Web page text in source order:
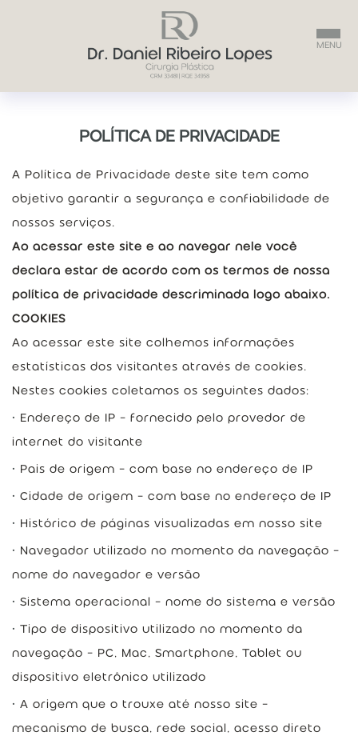
DR. DANIEL
PROCEDIMENTOS
PERGUNTAS FREQUENTES
CONTEÚDO EDUCATIVO
POLÍTICA DE PRIVACIDADE
A Política de Privacidade deste site tem como
objetivo garantir a segurança e confiabilidade de
nossos serviços.
Ao acessar este site e ao navegar nele você
declara estar de acordo com os termos de nossa
política de privacidade descriminada logo abaixo.
COOKIES
Ao acessar este site colhemos informações
estatísticas dos visitantes através de cookies.
Nestes cookies coletamos os seguintes dados:
Endereço de IP – fornecido pelo provedor de
internet do visitante
Pais de origem – com base no endereço de IP
Cidade de origem – com base no endereço de IP
Histórico de páginas visualizadas em nosso site
Navegador utilizado no momento da navegação –
nome do navegador e versão
Sistema operacional – nome do sistema e versão
Tipo de dispositivo utilizado no momento da
navegação – PC, Mac, Smartphone, Tablet ou
dispositivo eletrônico utilizado
A origem que o trouxe até nosso site –
mecanismo de busca, rede social, acesso direto